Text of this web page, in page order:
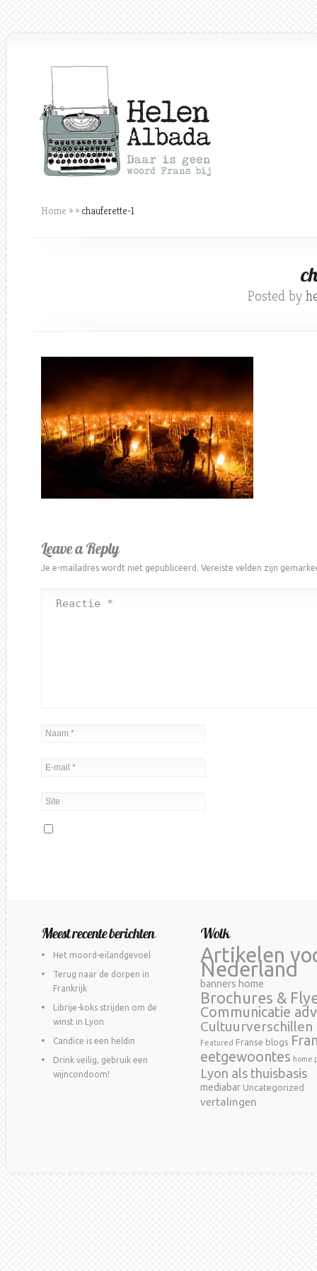
Home » » chauferette-1
Posted by
Leave a Reply
Je e-mailadres wordt niet gepubliceerd. Vereiste velden zijn
Meest recente berichten
Het moord-eilandgevoel
Terug naar de dorpen in
Frankrijk
Librije-koks strijden om de
winst in Lyon
Candice is een heldin
Drink veilig, gebruik een
wijncondoom!
Wolk
Artikelen
Nederland
banners home
Brochures &
Communicatie
Cultuurverschillen
Featured Franse blogs
eetgewoontes home
Lyon als thuisbasis
mediabar Uncategorized
vertalingen